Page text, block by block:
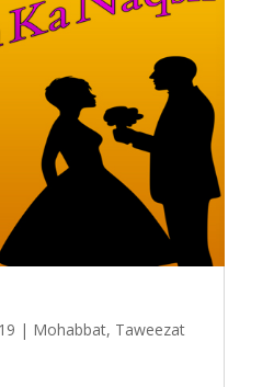
| Mohabbat, Taweezat